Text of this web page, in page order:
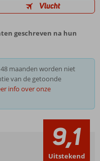
Vlucht
geschreven na hun
maanden worden niet
van de getoonde
info over onze
9,1
Uitstekend